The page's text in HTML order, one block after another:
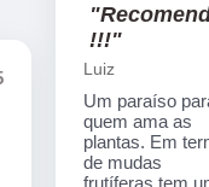
!!!"
Luiz
Um paraíso
quem ama as
plantas. Em
de mudas
frutíferas tem